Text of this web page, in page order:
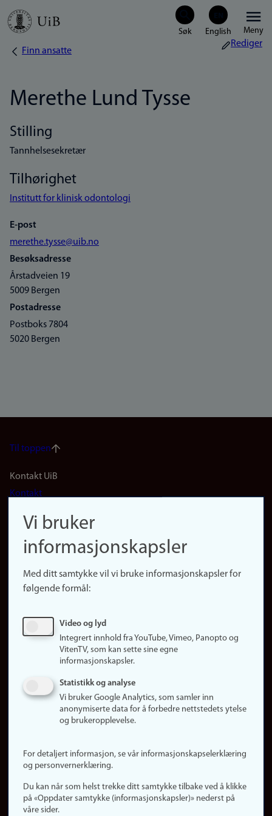
Hopp
Meny
Navigasjonssti
Finn ansatte
Rediger
Merethe Lund Tysse
Stilling
Tannhelsesekretær
Tilhørighet
Institutt for klinisk odontologi
E-post
merethe.tysse@uib.no
Besøksadresse
Årstadveien 19
5009 Bergen
Postadresse
Postboks 7804
5020 Bergen
Til toppen
Footer
(no)
Kontakt UiB
Kontakt
Finn forsker
Presse
Finn studier
Ledige stillinger
Om nettstedet
Informasjonskapsler
Personvern
Logg inn
Vi bruker
informasjonskapsler
Med ditt samtykke vil vi bruke informasjonskapsler for
følgende formål:
Video og lyd
Integrert innhold fra YouTube, Vimeo, Panopto og
VitenTV, som kan sette sine egne
informasjonskapsler.
Statistikk og analyse
Vi bruker Google Analytics, som samler inn
anonymiserte data for å forbedre nettstedets ytelse
og brukeropplevelse.
For detaljert informasjon, se vår informasjonskapselerklæring
og personvernerklæring.
Du kan når som helst trekke ditt samtykke tilbake ved å klikke
på «Oppdater samtykke (informasjonskapsler)» nederst på
våre sider.